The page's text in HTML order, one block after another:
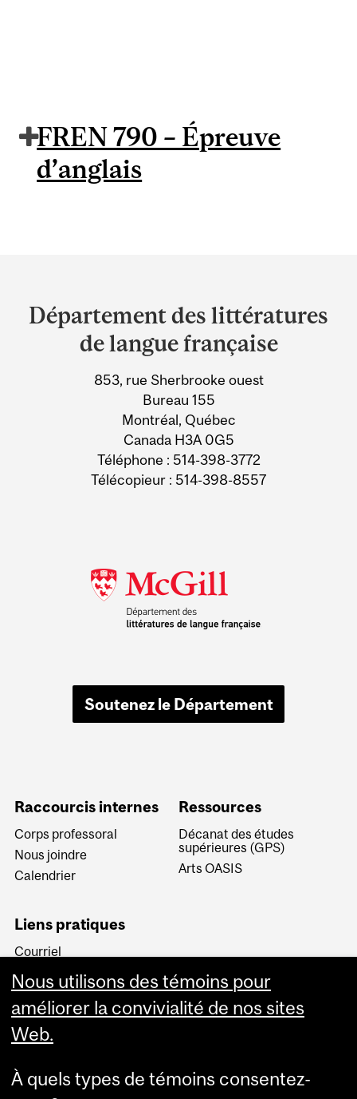
FREN 790 – Épreuve
d’anglais
and
University
Information
Département des littératures
de langue française
853, rue Sherbrooke ouest
Bureau 155
Montréal, Québec
Canada H3A 0G5
Téléphone : 514-398-3772
Télécopieur : 514-398-8557
Soutenez le Département
Raccourcis internes
Corps professoral
Nous joindre
Calendrier
Ressources
Décanat des études
supérieures (GPS)
Arts OASIS
Liens pratiques
Courriel
Minerva
MyCourses
Nous utilisons des témoins pour
améliorer la convivialité de nos sites
Web.
À quels types de témoins consentez-